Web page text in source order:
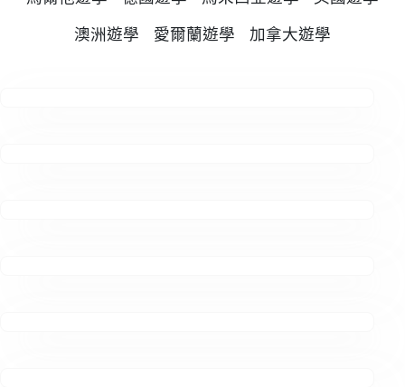
澳洲遊學 愛爾蘭遊學 加拿大遊學